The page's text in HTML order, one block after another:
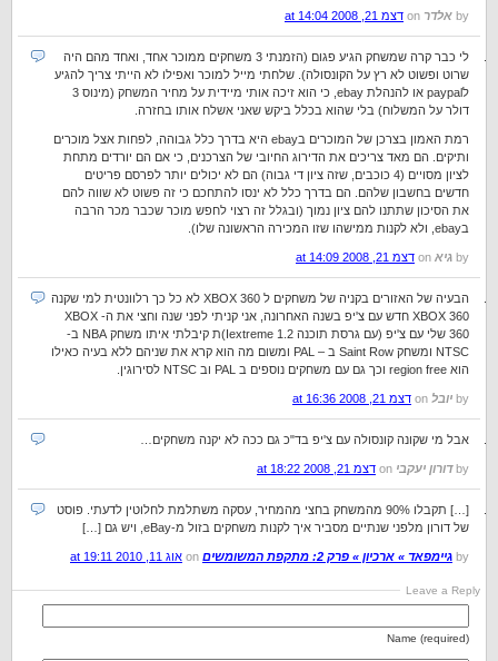
by אלדר דצמ 21, 2008 at 14:04
לי כבר קרה שמשחק הגיע פגום (הזמנתי 3 משחקים ממוכר אחד, ואחד מהם היה
שרוט ופשוט לא רץ על הקונסולה). שלחתי מייל למוכר ואפילו לא הייתי צריך להגיע
לpaypal או להנהלת ebay, כי הוא זיכה אותי מיידית על מחיר המשחק (מינוס 3
דולר על המשלוח) בלי שהוא בכלל ביקש שאני אשלח אותו בחזרה.
רמת האמון בצרכן של המוכרים בebay היא בדרך כלל גבוהה, לפחות אצל מוכרים
ותיקים. הם מאד צריכים את הדירוג החיובי של הצרכנים, כי אם הם יורדים מתחת
לציון מסויים (4 כוכבים, שזה ציון די גבוה) הם לא יכולים יותר לפרסם פריטים
חדשים בחשבון שלהם. הם בדרך כלל לא ינסו להתחכם כי זה פשוט לא שווה להם
את הסיכון שתתנו להם ציון נמוך (ובגלל זה רצוי לחפש מוכר שכבר מכר הרבה
בebay, ולא לקנות ממישהו שזו המכירה הראשונה שלו).
by גיא דצמ 21, 2008 at 14:09
הבעיה של האזורים בקניה של משחקים ל XBOX 360 לא כל כך רלוונטית למי שקנה
XBOX 360 חדש עם צ'יפ בשנה האחרונה, אני קניתי לפני שנה וחצי את ה- XBOX
360 שלי עם צ'יפ (עם גרסת תוכנה Iextreme 1.2)ת קיבלתי איתו משחק NBA ב-
NTSC ומשחק Saint Row ב – PAL ומשום מה הוא קרא את שניהם ללא בעיה כאילו
הוא region free וכך גם עם משחקים נוספים ב PAL וב NTSC לסירוגין.
by יובל דצמ 21, 2008 at 16:36
אבל מי שקונה קונסולה עם צ'יפ בד"כ גם ככה לא יקנה משחקים…
by דורון יעקבי דצמ 21, 2008 at 18:22
[…] תקבלו 90% מהמשחק בחצי מהמחיר, עסקה משתלמת לחלוטין לדעתי. פוסט
של דורון מלפני שנתיים מסביר איך לקנות משחקים בזול מ-eBay, ויש גם […]
by גיימפאד » ארכיון » פרק 2: מתקפת המשומשים אוג 11, 2010 at 19:11
Leave a Reply
Name (required)